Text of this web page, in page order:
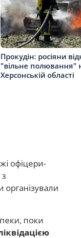
Прокудін: росіяни
"вільне полювання"
Херсонській області
офіцери-
організували
поки